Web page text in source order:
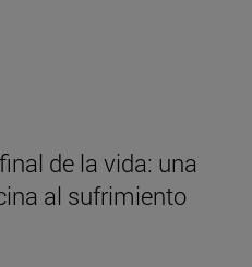
de la vida: una
al sufrimiento